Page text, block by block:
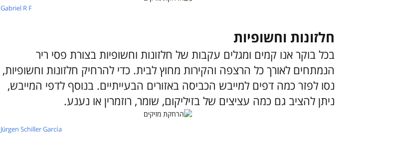
Gabriel R F
חלזונות וחשופיות
בכל בוקר אנו קמים ומגלים עקבות של חלזונות וחשופיות בצורת פסי ריר
הנמתחים לאורך כל הרצפה והקירות מחוץ לבית. כדי להרחיק חלזונות וחשופיות,
נסו לפזר כמה דפים למייבש הכביסה באזורים הבעייתיים. בנוסף לדפי המייבש,
ניתן להציב גם כמה עציצים של בזיליקום, שומר, רוזמרין או נענע.
Jürgen Schiller García